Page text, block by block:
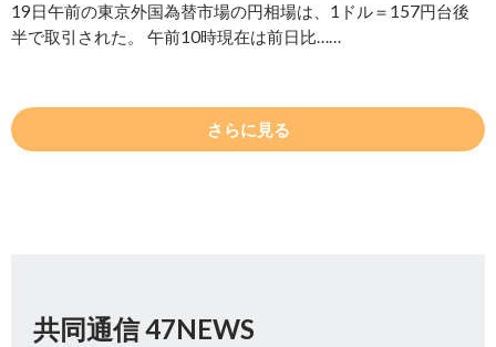
19日午前の東京外国為替市場の円相場は、1ドル＝157円台後
半で取引された。 午前10時現在は前日比……
さらに見る
共同通信 47NEWS